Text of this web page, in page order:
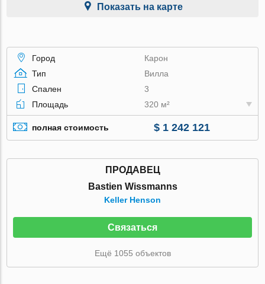
Показать на карте
Город
Карон
Тип
Вилла
Спален
3
Площадь
320 м²
полная стоимость $ 1 242 121
ПРОДАВЕЦ
Bastien Wissmanns
Keller Henson
Связаться
Ещё 1055 объектов